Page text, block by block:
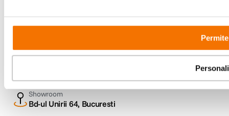
Metode de plata
Comenzi si suport
Showroom
Bd-ul Unirii 64, Bucuresti